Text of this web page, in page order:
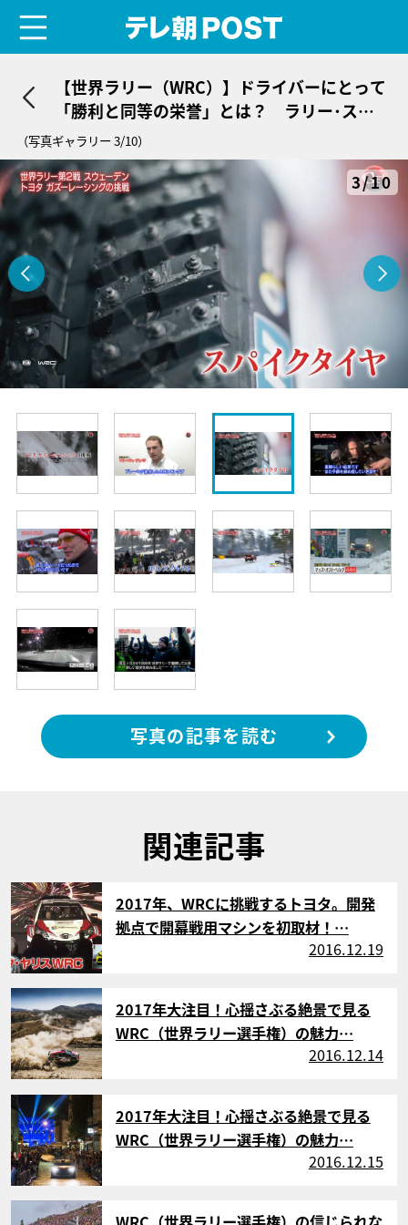
【世界ラリー（WRC）】ドライバーにとって
「勝利と同等の栄誉」とは？ ラリー･スウ
ェーデン振り返り
（写真ギャラリー 3/10）
3/10
写真の記事を読む
関連記事
サムネイル
2017年、WRCに挑戦するトヨタ。開発
拠点で開幕戦用マシンを初取材！…
2016.12.19
サムネイル
2017年大注目！心揺さぶる絶景で見る
WRC（世界ラリー選手権）の魅力…
2016.12.14
サムネイル
2017年大注目！心揺さぶる絶景で見る
WRC（世界ラリー選手権）の魅力…
2016.12.15
サムネイル